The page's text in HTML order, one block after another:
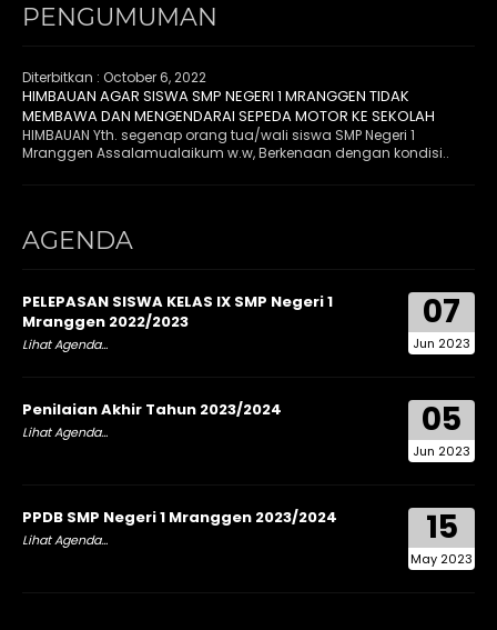
PENGUMUMAN
Diterbitkan : October 6, 2022
HIMBAUAN AGAR SISWA SMP NEGERI 1 MRANGGEN TIDAK
MEMBAWA DAN MENGENDARAI SEPEDA MOTOR KE SEKOLAH
HIMBAUAN Yth. segenap orang tua/wali siswa SMP Negeri 1
Mranggen Assalamualaikum w.w, Berkenaan dengan kondisi..
AGENDA
07
Jun 2023
PELEPASAN SISWA KELAS IX SMP Negeri 1
Mranggen 2022/2023
Lihat Agenda...
05
Jun 2023
Penilaian Akhir Tahun 2023/2024
Lihat Agenda...
15
May 2023
PPDB SMP Negeri 1 Mranggen 2023/2024
Lihat Agenda...